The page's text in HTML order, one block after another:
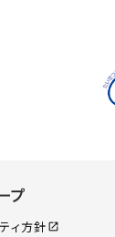
ィ方針 open_in_new